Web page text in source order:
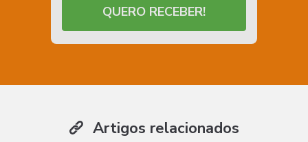
QUERO RECEBER!
Artigos relacionados